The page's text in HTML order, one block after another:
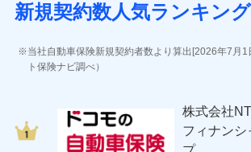
ジェイアイ傷害火災保険株式会社
ソニー損害保険株式会社
(https://www.sonysonpo.co.jp/)
ＳＯＭＰＯダイレクト損害保険株式会
(https://www.sompo-direct.co.jp/)
新規契約数人気ランキング
当社自動車保険新規契約者数より算出[2026年7月1
ト保険ナビ調べ）
株式会社
フィナンシ